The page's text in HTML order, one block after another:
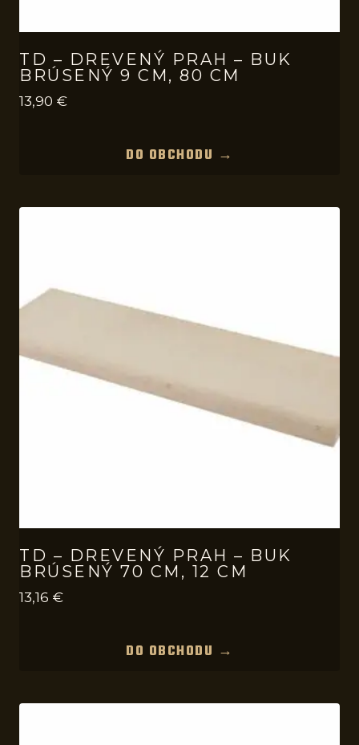
TD – DREVENÝ PRAH – BUK
BRÚSENÝ 9 CM, 80 CM
13,90 €
DO OBCHODU →
TD – DREVENÝ PRAH – BUK
BRÚSENÝ 70 CM, 12 CM
13,16 €
DO OBCHODU →